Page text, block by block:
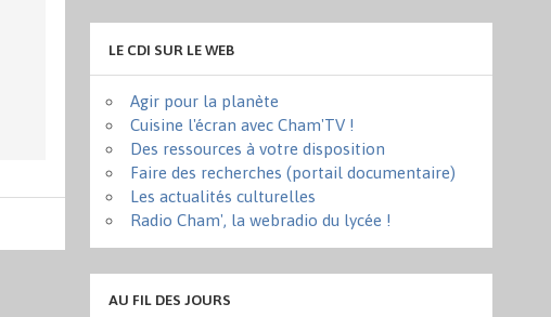
LE CDI SUR LE WEB
Agir pour la planète
Cuisine l'écran avec Cham'TV !
Des ressources à votre disposition
Faire des recherches (portail documentaire)
Les actualités culturelles
Radio Cham', la webradio du lycée !
AU FIL DES JOURS